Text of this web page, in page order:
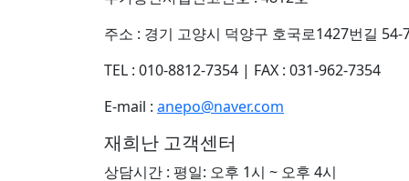
주소 : 경기 고양시 덕양구 호국로1427번길 54-
TEL : 010-8812-7354 | FAX : 031-962-7354
E-mail : anepo@naver.com
재희난 고객센터
상담시간 : 평일: 오후 1시 ~ 오후 4시